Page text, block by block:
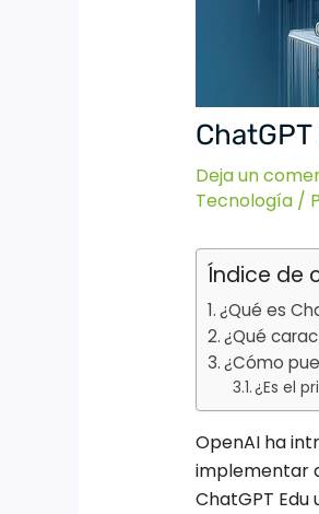
Deja un
Tecnología/
Índice de
¿Qué es
¿Qué
¿Cómo
¿Es el
OpenAI ha
implementar
ChatGPT Edu